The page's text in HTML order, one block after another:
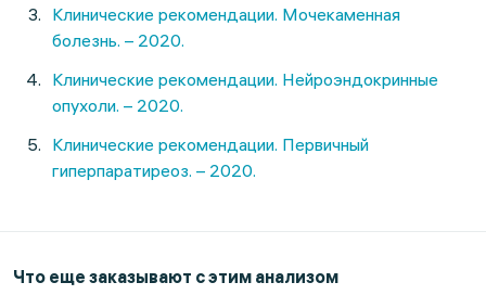
Клинические рекомендации. Мочекаменная
болезнь. – 2020.
Клинические рекомендации. Нейроэндокринные
опухоли. – 2020.
Клинические рекомендации. Первичный
гиперпаратиреоз. – 2020.
Что еще заказывают с этим анализом